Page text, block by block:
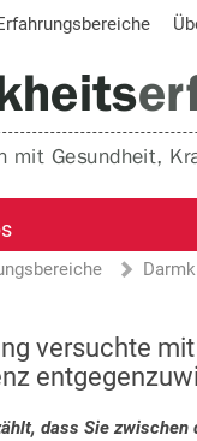
versuchte
dass Sie